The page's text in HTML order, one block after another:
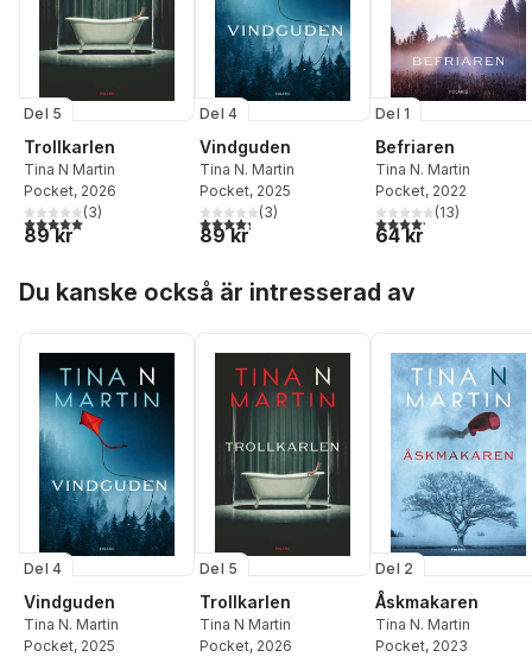
Del 5
Trollkarlen
Tina N Martin
Pocket, 2026
5,0utav 5 stjärnor. Totalt antal röster:
(3)
89 kr
Del 4
Vindguden
Tina N. Martin
Pocket, 2025
4,3utav 5 stjärnor. Totalt antal röster:
(3)
89 kr
Del 1
Befriaren
Tina N. Martin
Pocket, 2022
4,2utav 5 stjärnor.
(13)
64 kr
Du kanske också är intresserad av
Del 4
Vindguden
Tina N. Martin
Pocket, 2025
Del 5
Trollkarlen
Tina N Martin
Pocket, 2026
Del 2
Åskmakaren
Tina N. Martin
Pocket, 2023